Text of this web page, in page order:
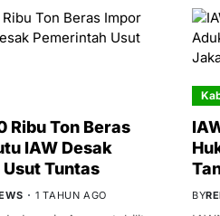
Ribu Ton Beras
IAW Desak
Tuntas
1 TAHUN AGO BY